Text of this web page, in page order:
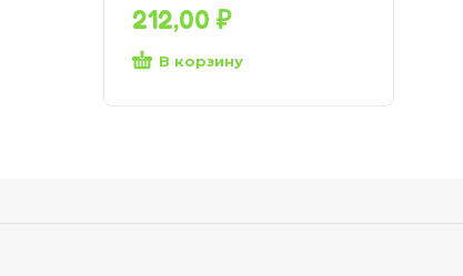
212,00 ₽
В корзину